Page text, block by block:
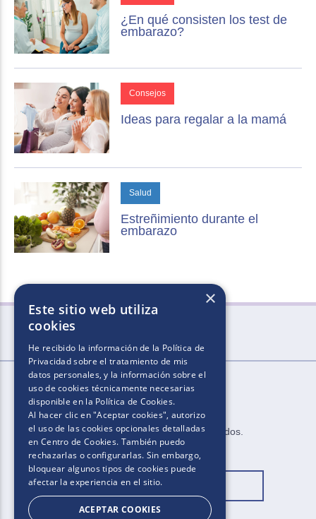
¿En qué consisten los test de
embarazo?
Consejos
Ideas para regalar a la mamá
Salud
Estreñimiento durante el
embarazo
2025.​​ ​Todos los derechos reservados​.​
Cambiar ubicación
×
Este sitio web utiliza
cookies
He recibido la información de la Política de
Privacidadsobre el tratamiento de mis
datos personales, y la información sobre el
uso de cookies técnicamente necesarias
disponible en la Política de Cookies.
Al hacer clic en "Aceptar cookies", autorizo
el uso de las cookies opcionales detalladas
en Centro de Cookies. También puedo
rechazarlas o configurarlas. Sin embargo,
bloquear algunos tipos de cookies puede
afectar la experiencia en el sitio.
ACEPTAR COOKIES